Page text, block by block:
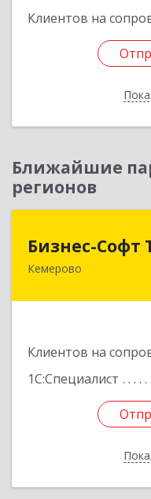
Клиентов на
Ближайшие
регионов
Бизнес-Софт
Кемерово
Клиентов на
1С:Специалист
650992,